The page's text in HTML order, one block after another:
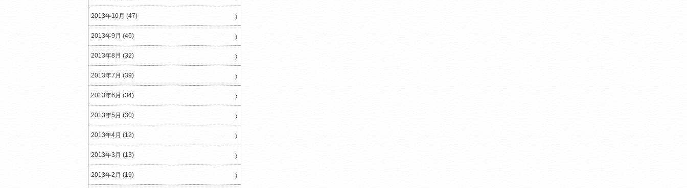
2013年10月 (47)
2013年9月 (46)
2013年8月 (32)
2013年7月 (39)
2013年6月 (34)
2013年5月 (30)
2013年4月 (12)
2013年3月 (13)
2013年2月 (19)